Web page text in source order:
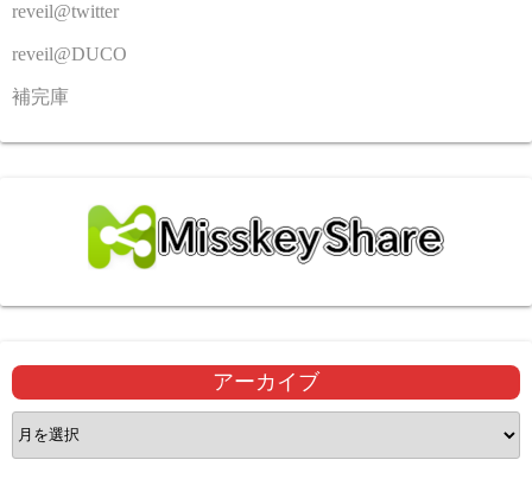
reveil@twitter
reveil@DUCO
補完庫
アーカイブ
ア
ー